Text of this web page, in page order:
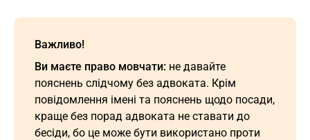
Важливо!
Ви маєте право мовчати: не давайте
пояснень слідчому без адвоката. Крім
повідомлення імені та пояснень щодо посади,
краще без порад адвоката не ставати до
бесіди, бо це може бути використано проти